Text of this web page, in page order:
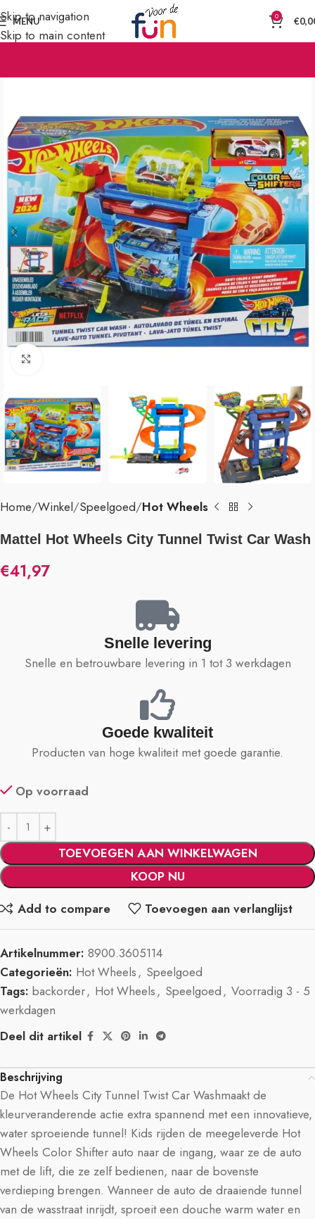
Skip to navigation
Skip to main content
MENU 0 €
Home Winkel Speelgoed Hot Wheels
Mattel Hot Wheels City Tunnel Twist Car Wash
€41,97
Snelle levering
Snelle en betrouwbare levering in 1 tot 3 werkdagen
Goede kwaliteit
Producten van hoge kwaliteit met goede garantie.
Op voorraad
TOEVOEGEN AAN WINKELWAGEN
KOOP NU
Add to compare
Toevoegen aan verlanglijst
Artikelnummer: 8900.3605114
Categorieën: Hot Wheels, Speelgoed
Tags: backorder, Hot Wheels, Speelgoed, Voorradig 3 - 5
werkdagen
Deel dit artikel
Beschrijving
De Hot Wheels City Tunnel Twist Car Washmaakt de
kleurveranderende actie extra spannend met een innovatieve,
water sproeiende tunnel! Kids rijden de meegeleverde Hot
Wheels Color Shifter auto naar de ingang, waar ze de auto
met de lift, die ze zelf bedienen, naar de bovenste
verdieping brengen. Wanneer de auto de draaiende tunnel
van de wasstraat inrijdt, sproeit een douche warm water en